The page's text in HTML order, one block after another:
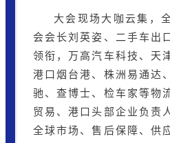
大会现场大咖云集，
会会长刘英姿、二手车出
领衔， 万高汽车科技 、天
港口烟台港、株洲易通达、
驰、查博士、检车家等物
贸易、港口头部企业负责
全球市场、售后保障、供